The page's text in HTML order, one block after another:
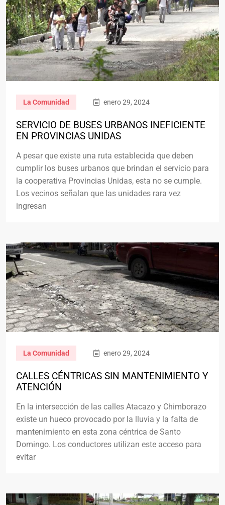
La Comunidad enero 29, 2024
SERVICIO DE BUSES URBANOS INEFICIENTE
EN PROVINCIAS UNIDAS
A pesar que existe una ruta establecida que deben
cumplir los buses urbanos que brindan el servicio para
la cooperativa Provincias Unidas, esta no se cumple.
Los vecinos señalan que las unidades rara vez
ingresan
La Comunidad enero 29, 2024
CALLES CÉNTRICAS SIN MANTENIMIENTO Y
ATENCIÓN
En la intersección de las calles Atacazo y Chimborazo
existe un hueco provocado por la lluvia y la falta de
mantenimiento en esta zona céntrica de Santo
Domingo. Los conductores utilizan este acceso para
evitar